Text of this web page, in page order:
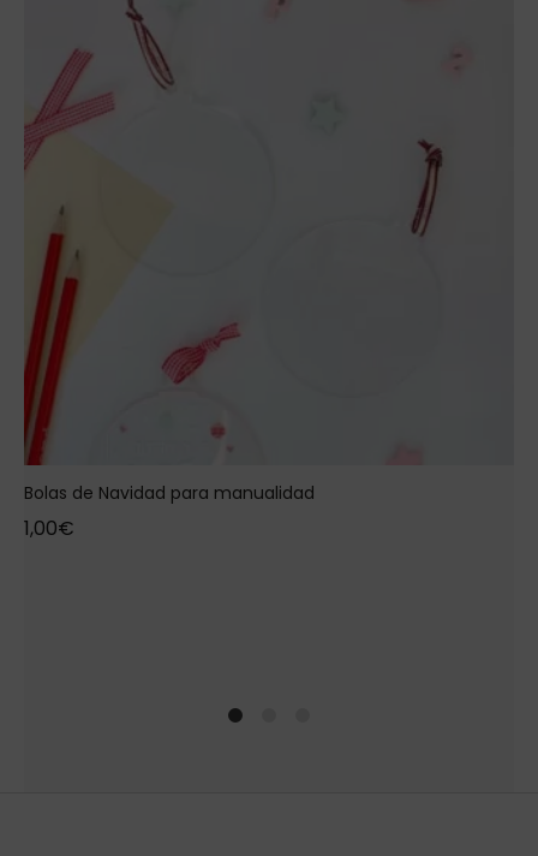
Bolas de Navidad para manualidad
1,00€